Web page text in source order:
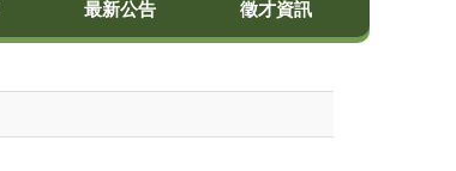
最新公告 徵才資訊